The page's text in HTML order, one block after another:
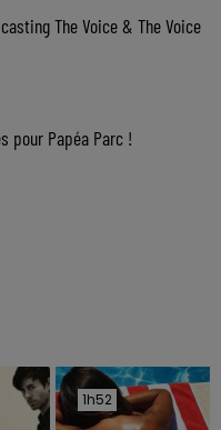
The Voice & The Voice
pour Papéa Parc !
1h52
1h52